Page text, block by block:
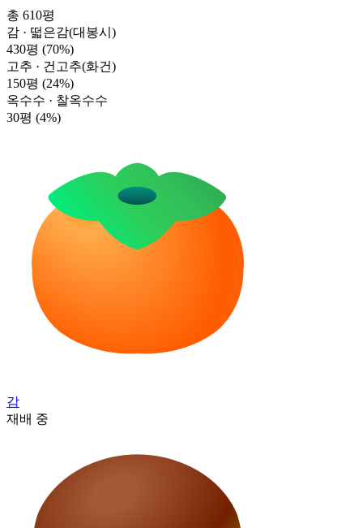
총 610평
감 · 떫은감(대봉시)
430평 (70%)
고추 · 건고추(화건)
150평 (24%)
옥수수 · 찰옥수수
30평 (4%)
감
재배 중